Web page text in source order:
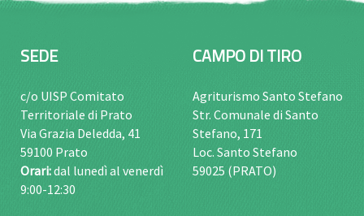
SEDE
c/o UISP Comitato
Territoriale di Prato
Via Grazia Deledda, 41
59100 Prato
Orari:dal lunedì al venerdì
9:00-12:30
CAMPO DI TIRO
Agriturismo Santo Stefano
Str. Comunale di Santo
Stefano, 171
Loc. Santo Stefano
59025 (PRATO)